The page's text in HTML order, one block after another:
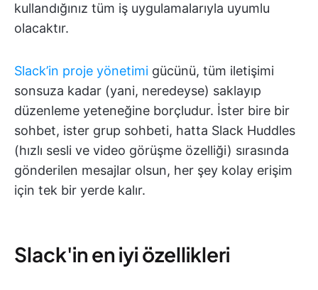
kullandığınız tüm iş uygulamalarıyla uyumlu
olacaktır.
Slack’in proje yönetimi gücünü, tüm iletişimi
sonsuza kadar (yani, neredeyse) saklayıp
düzenleme yeteneğine borçludur. İster bire bir
sohbet, ister grup sohbeti, hatta Slack Huddles
(hızlı sesli ve video görüşme özelliği) sırasında
gönderilen mesajlar olsun, her şey kolay erişim
için tek bir yerde kalır.
Slack'in en iyi özellikleri